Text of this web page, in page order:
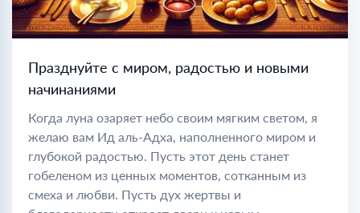
Празднуйте с миром, радостью и новыми
начинаниями
Когда луна озаряет небо своим мягким светом, я
желаю вам Ид аль-Адха, наполненного миром и
глубокой радостью. Пусть этот день станет
гобеленом из ценных моментов, сотканным из
смеха и любви. Пусть дух жертвы и